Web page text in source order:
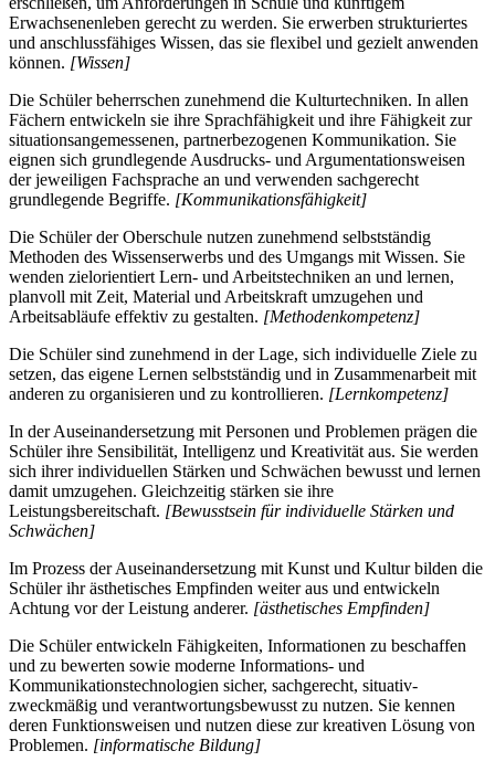
Erwachsenenleben gerecht zu werden. Sie erwerben strukturiertes
und anschlussfähiges Wissen, das sie flexibel und gezielt anwenden
können. [Wissen]
Die Schüler beherrschen zunehmend die Kulturtechniken. In allen
Fächern entwickeln sie ihre Sprachfähigkeit und ihre Fähigkeit zur
situationsangemessenen, partnerbezogenen Kommunikation. Sie
eignen sich grundlegende Ausdrucks- und Argumentationsweisen
der jeweiligen Fachsprache an und verwenden sachgerecht
grundlegende Begriffe. [Kommunikationsfähigkeit]
Die Schüler der Oberschule nutzen zunehmend selbstständig
Methoden des Wissenserwerbs und des Umgangs mit Wissen. Sie
wenden zielorientiert Lern- und Arbeitstechniken an und lernen,
planvoll mit Zeit, Material und Arbeitskraft umzugehen und
Arbeitsabläufe effektiv zu gestalten. [Methodenkompetenz]
Die Schüler sind zunehmend in der Lage, sich individuelle Ziele zu
setzen, das eigene Lernen selbstständig und in Zusammenarbeit mit
anderen zu organisieren und zu kontrollieren. [Lernkompetenz]
In der Auseinandersetzung mit Personen und Problemen prägen die
Schüler ihre Sensibilität, Intelligenz und Kreativität aus. Sie werden
sich ihrer individuellen Stärken und Schwächen bewusst und lernen
damit umzugehen. Gleichzeitig stärken sie ihre
Leistungsbereitschaft. [Bewusstsein für individuelle Stärken und
Schwächen]
Im Prozess der Auseinandersetzung mit Kunst und Kultur bilden die
Schüler ihr ästhetisches Empfinden weiter aus und entwickeln
Achtung vor der Leistung anderer. [ästhetisches Empfinden]
Die Schüler entwickeln Fähigkeiten, Informationen zu beschaffen
und zu bewerten sowie moderne Informations- und
Kommunikationstechnologien sicher, sachgerecht, situativ-
zweckmäßig und verantwortungsbewusst zu nutzen. Sie kennen
deren Funktionsweisen und nutzen diese zur kreativen Lösung von
Problemen. [informatische Bildung]